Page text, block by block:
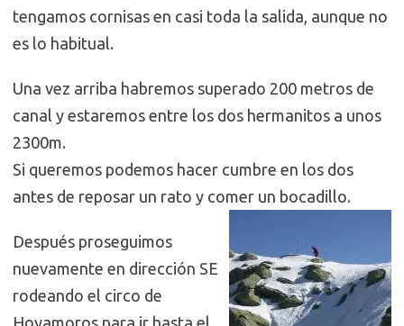
tengamos cornisas en casi toda la salida, aunque no
es lo habitual.
Una vez arriba habremos superado 200 metros de
canal y estaremos entre los dos hermanitos a unos
2300m.
Si queremos podemos hacer cumbre en los dos
antes de reposar un rato y comer un bocadillo.
Después proseguimos
nuevamente en dirección SE
rodeando el circo de